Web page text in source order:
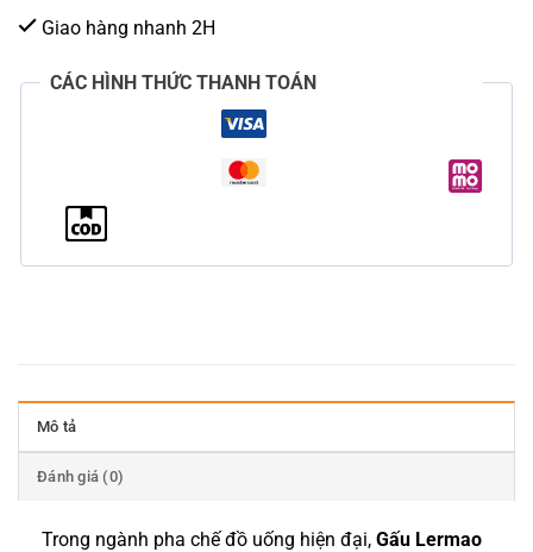
Giao hàng nhanh 2H
CÁC HÌNH THỨC THANH TOÁN
Mô tả
Đánh giá (0)
Trong ngành pha chế đồ uống hiện đại, Gấu Lermao